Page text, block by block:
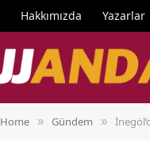
Hakkımızda Yazarlar
Home » Gündem »